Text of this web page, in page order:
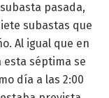
pasada,
subastas que
Al igual que en
esta séptima se
día a las 2:00